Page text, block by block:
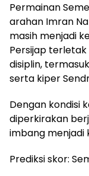
Permainan
arahan Imran
masih menjadi
Persijap
disiplin,
serta kiper
Dengan kondisi
diperkirakan
imbang menjadi
Prediksi skor: